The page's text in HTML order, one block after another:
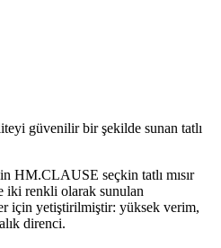
güvenilir bir şekilde sunan tatlı
HM.CLAUSE seçkin tatlı mısır
iki renkli olarak sunulan
için yetiştirilmiştir: yüksek verim,
direnci.